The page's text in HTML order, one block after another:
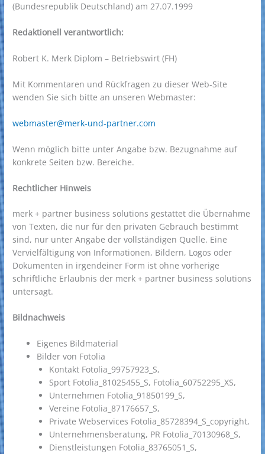
(Bundesrepublik Deutschland) am 27.07.1999
Redaktionell verantwortlich:
Robert K. Merk Diplom – Betriebswirt (FH)
Mit Kommentaren und Rückfragen zu dieser Web-Site
wenden Sie sich bitte an unseren Webmaster:
webmaster@merk-und-partner.com
Wenn möglich bitte unter Angabe bzw. Bezugnahme auf
konkrete Seiten bzw. Bereiche.
Rechtlicher Hinweis
merk + partner business solutions gestattet die Übernahme
von Texten, die nur für den privaten Gebrauch bestimmt
sind, nur unter Angabe der vollständigen Quelle. Eine
Vervielfältigung von Informationen, Bildern, Logos oder
Dokumenten in irgendeiner Form ist ohne vorherige
schriftliche Erlaubnis der merk + partner business solutions
untersagt.
Bildnachweis
Eigenes Bildmaterial
Bilder von Fotolia
Kontakt Fotolia_99757923_S,
Sport Fotolia_81025455_S, Fotolia_60752295_XS,
Unternehmen Fotolia_91850199_S,
Vereine Fotolia_87176657_S,
Private Webservices Fotolia_85728394_S_copyright,
Unternehmensberatung, PR Fotolia_70130968_S,
Dienstleistungen Fotolia_83765051_S,